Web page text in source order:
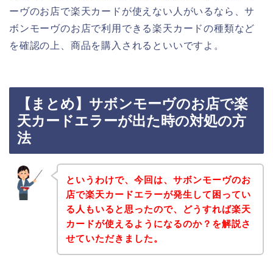
ーヴのお店で楽天カードが使えない人がいるなら、サ
ボンモーヴのお店で利用できる楽天カードの種類など
を確認の上、商品を購入されるといいですよ。
【まとめ】サボンモーヴのお店で楽
天カードエラーが出た時の対処の方
法
というわけで、今回は、サボンモーヴのお
店で楽天カードエラーが発生して困ってい
る人もいると思ったので、どうすれば楽天
カードが使えるようになるのか？を解説さ
せていただきました。